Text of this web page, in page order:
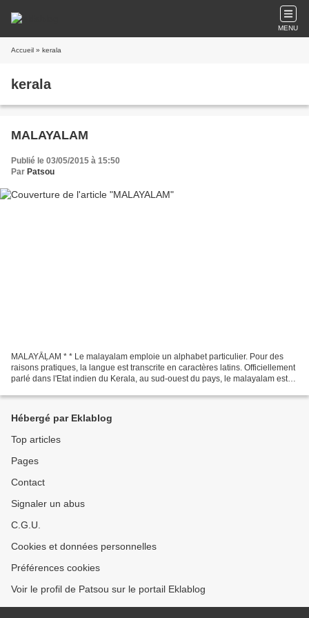
MENU
Accueil » kerala
kerala
MALAYALAM
Publié le 03/05/2015 à 15:50
Par Patsou
MALAYĀḶAM * * Le malayalam emploie un alphabet particulier. Pour des
raisons pratiques, la langue est transcrite en caractères latins. Officiellement
parlé dans l'Etat indien du Kerala, au sud-ouest du pays, le malayalam est
Hébergé par Eklablog
Top articles
Pages
Contact
Signaler un abus
C.G.U.
Cookies et données personnelles
Préférences cookies
Voir le profil de Patsou sur le portail Eklablog